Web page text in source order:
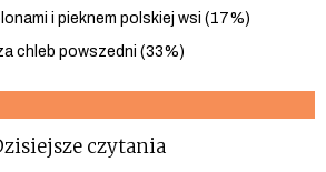
i pieknem polskiej wsi (17%)
chleb powszedni (33%)
czytania